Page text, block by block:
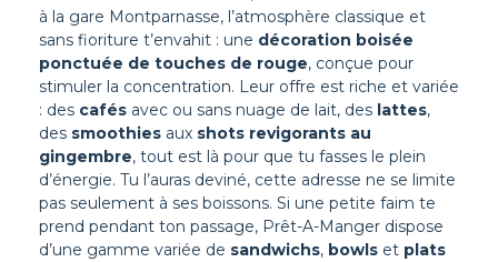
à la gare Montparnasse, l’atmosphère classique et
sans fioriture t’envahit : une décoration boisée
ponctuée de touches de rouge, conçue pour
stimuler la concentration. Leur offre est riche et variée
: des cafés avec ou sans nuage de lait, des lattes,
des smoothies aux shots revigorants au
gingembre, tout est là pour que tu fasses le plein
d’énergie. Tu l’auras deviné, cette adresse ne se limite
pas seulement à ses boissons. Si une petite faim te
prend pendant ton passage, Prêt-A-Manger dispose
d’une gamme variée de sandwichs, bowls et plats